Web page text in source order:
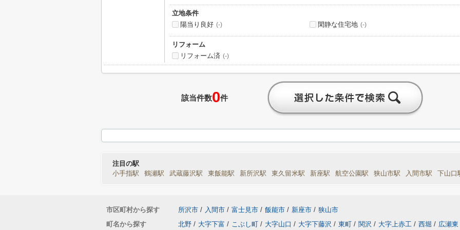
立地条件
陽当り良好 (-) 閑静な住宅地 (-)
リフォーム
リフォーム済 (-)
該当件数0件
注目の駅
小手指駅
鶴瀬駅 武蔵藤沢駅 東飯能駅 新所沢駅 東久留米駅 新座駅 航空公園駅 狭山市駅 入間市駅 下山口
市区町村から探す 所沢市 / 入間市 / 富士見市 / 飯能市 / 新座市 / 狭山市
町名から探す
北野 / 大字下富 / こぶし町 / 大字山口 / 大字下藤沢 / 東町 / 関沢 / 大字上赤工 / 西堀 / 広瀬東